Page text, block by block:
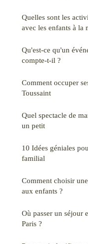
Quelles sont les
avec les enfants à la
Qu'est-ce qu'un
compte-t-il ?
Comment occuper
Toussaint
Quel spectacle de
un petit
10 Idées géniales
familial
Comment choisir
aux enfants ?
Où passer un séjour
Paris ?